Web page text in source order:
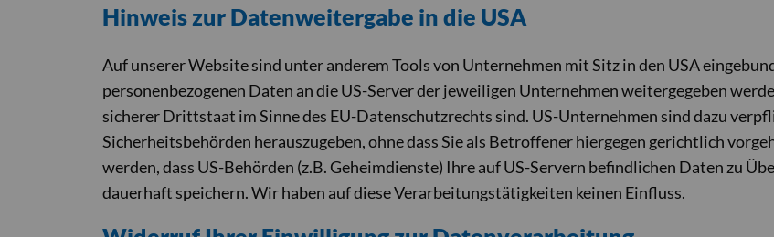
Hinweis zur Datenweitergabe in die USA
Auf unserer Website sind unter anderem Tools von Unternehmen mit Sitz in den USA
personenbezogenen Daten an die US-Server der jeweiligen Unternehmen weitergegeben
sicherer Drittstaat im Sinne des EU-Datenschutzrechts sind. US-Unternehmen sind dazu
Sicherheitsbehörden herauszugeben, ohne dass Sie als Betroffener hiergegen gerichtlich
werden, dass US-Behörden (z.B. Geheimdienste) Ihre auf US-Servern befindlichen Daten zu
dauerhaft speichern. Wir haben auf diese Verarbeitungstätigkeiten keinen Einfluss.